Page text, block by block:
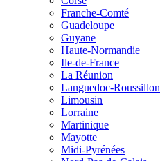
Franche-Comté
Guadeloupe
Guyane
Haute-Normandie
Ile-de-France
La Réunion
Languedoc-Roussillon
Limousin
Lorraine
Martinique
Mayotte
Midi-Pyrénées